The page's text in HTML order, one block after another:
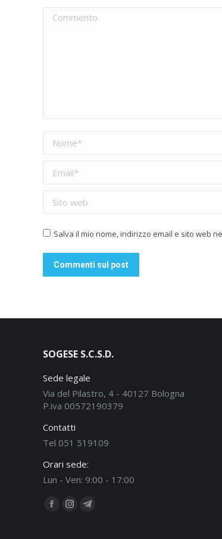
Commento
Nome *
Email *
Sito web
Salva il mio nome, indirizzo email e sito web
Commenti sul post
SOGESE S.C.S.D.
Sede legale
Via del Pilastro, 4 - 40127 Bologna
P.iva 00572190379
Contatti
Tel 051 519109
Orari sede:
Lun - Ven: 9:00 - 17:00
Ci puoi trovare su:
Facebook
Instagram
Telegram